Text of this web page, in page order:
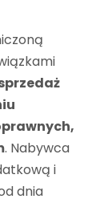
. Nabywca
i
dnia